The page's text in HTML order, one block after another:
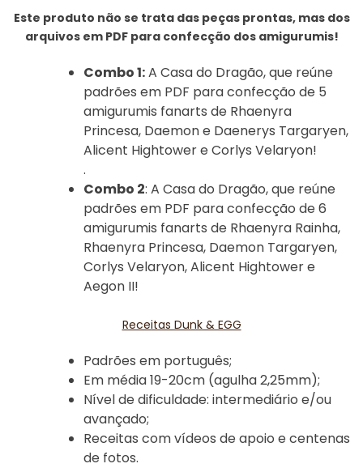
Este produto não se trata das peças prontas, mas dos
arquivos em PDF para confecção dos amigurumis!
Combo 1:A Casa do Dragão, que reúne
padrões em PDF para confecção de 5
amigurumis fanarts de Rhaenyra
Princesa, Daemon e Daenerys Targaryen,
Alicent Hightower e Corlys Velaryon!
.
Combo 2: A Casa do Dragão, que reúne
padrões em PDF para confecção de 6
amigurumis fanarts de Rhaenyra Rainha,
Rhaenyra Princesa, Daemon Targaryen,
Corlys Velaryon, Alicent Hightower e
Aegon II!
Receitas Dunk & EGG
Padrões em português;
Em média 19-20cm (agulha 2,25mm);
Nível de dificuldade: intermediário e/ou
avançado;
Receitas com vídeos de apoio e centenas
de fotos.